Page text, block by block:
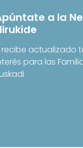
a la
recibe actualizado
para las